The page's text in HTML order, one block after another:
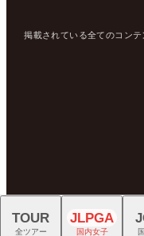
掲載されている全てのコン
TOUR
全ツアー
JLPGA
国内女子